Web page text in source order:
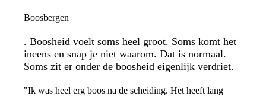
Boosbergen
. Boosheid voelt soms heel groot. Soms komt het
ineens en snap je niet waarom. Dat is normaal.
Soms zit er onder de boosheid eigenlijk verdriet.
"Ik was heel erg boos na de scheiding. Het heeft lang